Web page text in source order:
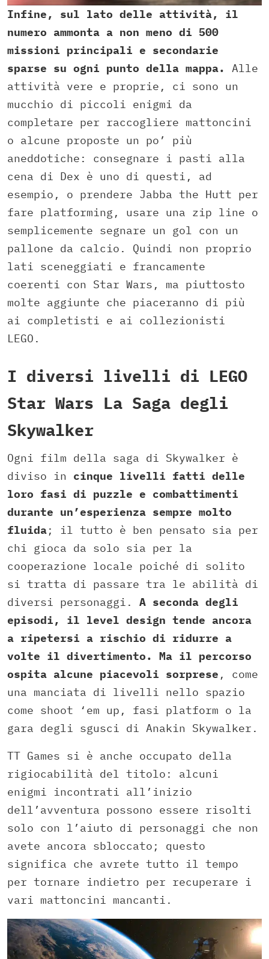
Infine, sul lato delle attività, il
numero ammonta a non meno di 500
missioni principali e secondarie
sparse su ogni punto della mappa.
Alle
attività vere e proprie, ci sono un
mucchio di piccoli enigmi da
completare per raccogliere mattoncini
o alcune proposte un po’ più
aneddotiche: consegnare i pasti alla
cena di Dex è uno di questi, ad
esempio, o prendere Jabba the Hutt per
fare platforming, usare una zip line o
semplicemente segnare un gol con un
pallone da calcio. Quindi non proprio
lati sceneggiati e francamente
coerenti con Star Wars, ma piuttosto
molte aggiunte che piaceranno di più
ai completisti e ai collezionisti
LEGO.
I diversi livelli di LEGO
Star Wars La Saga degli
Skywalker
Ogni film della saga di Skywalker è
diviso in cinque livelli fatti delle
loro fasi di puzzle e combattimenti
durante un’esperienza sempre molto
fluida; il tutto è ben pensato sia per
chi gioca da solo sia per la
cooperazione locale poiché di solito
si tratta di passare tra le abilità di
diversi personaggi.
A seconda degli
episodi, il level design tende ancora
a ripetersi a rischio di ridurre a
volte il divertimento. Ma il percorso
ospita alcune piacevoli sorprese , come
una manciata di livelli nello spazio
come shoot ‘em up, fasi platform o la
gara degli sgusci di Anakin Skywalker.
TT Games si è anche occupato della
rigiocabilità del titolo: alcuni
enigmi incontrati all’inizio
dell’avventura possono essere risolti
solo con l’aiuto di personaggi che non
avete ancora sbloccato; questo
significa che avrete tutto il tempo
per tornare indietro per recuperare i
vari mattoncini mancanti.